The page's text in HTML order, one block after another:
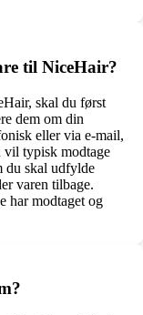
til NiceHair?
skal du først
dem om din
eller via e-mail,
vil typisk modtage
du skal udfylde
varen tilbage.
har modtaget og